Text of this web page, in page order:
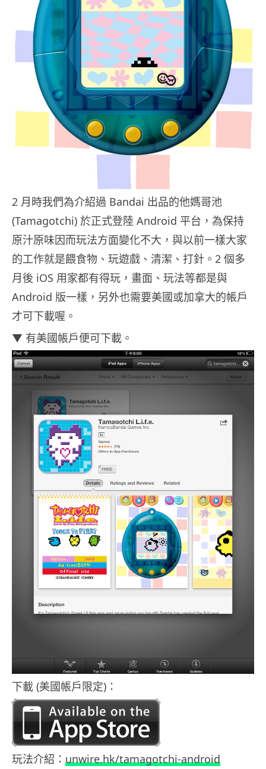
2 月時我們為介紹過 Bandai 出品的他媽哥池
(Tamagotchi) 於正式登陸 Android 平台，為保持
原汁原味因而玩法方面變化不大，與以前一樣大家
的工作就是餵食物、玩遊戲、清潔、打針。2 個多
月後 iOS 用家都有得玩，畫面、玩法等都是與
Android 版一樣，另外也需要美國或加拿大的帳戶
才可下載喔。
▼ 有美國帳戶便可下載。
下載 (美國帳戶限定)：
玩法介紹： unwire.hk/tamagotchi-android